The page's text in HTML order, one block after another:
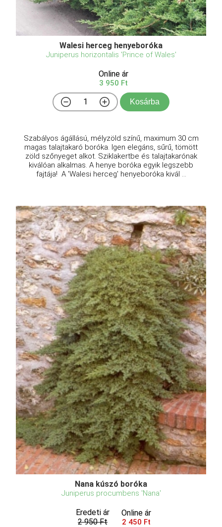
Walesi herceg henyeboróka
Juniperus horizontalis 'Prince of Wales'
Online ár
3 950 Ft
Kosárba
Szabályos ágállású, mélyzöld színű, maximum 30 cm
magas talajtakaró boróka. Igen elegáns, sűrű, tömött
zöld szőnyeget alkot. Sziklakertbe és talajtakarónak
kiválóan alkalmas. A henye boróka egyik legszebb
fajtája! A 'Walesi herceg' henyeboróka kivál ...
Nana kúszó boróka
Juniperus procumbens 'Nana'
Eredeti ár
2 950 Ft
Online ár
2 450 Ft